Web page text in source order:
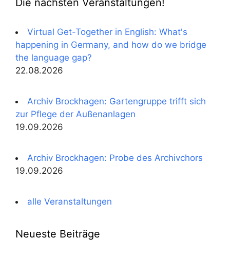
Die nächsten Veranstaltungen!
Virtual Get-Together in English: What's
happening in Germany, and how do we bridge
the language gap?
22.08.2026
Archiv Brockhagen: Gartengruppe trifft sich
zur Pflege der Außenanlagen
19.09.2026
Archiv Brockhagen: Probe des Archivchors
19.09.2026
alle Veranstaltungen
Neueste Beiträge